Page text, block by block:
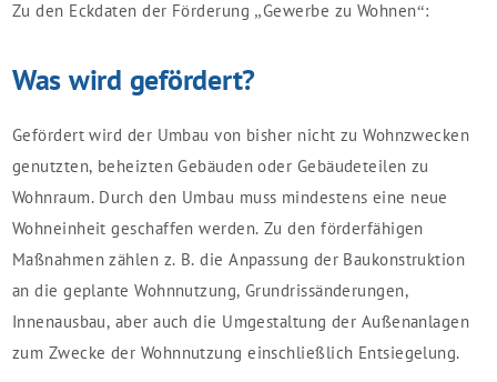
Zu den Eckdaten der Förderung „Gewerbe zu Wohnen“:
Was wird gefördert?
Gefördert wird der Umbau von bisher nicht zu Wohnzwecken
genutzten, beheizten Gebäuden oder Gebäudeteilen zu
Wohnraum. Durch den Umbau muss mindestens eine neue
Wohneinheit geschaffen werden. Zu den förderfähigen
Maßnahmen zählen z. B. die Anpassung der Baukonstruktion
an die geplante Wohnnutzung, Grundrissänderungen,
Innenausbau, aber auch die Umgestaltung der Außenanlagen
zum Zwecke der Wohnnutzung einschließlich Entsiegelung.